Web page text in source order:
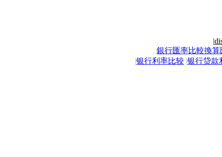
|
銀行匯率比較換算
|银行利率比较 |银行贷款